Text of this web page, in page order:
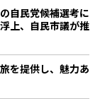
自民党候補選考に
上、自民市議が推
を提供し、魅力あ